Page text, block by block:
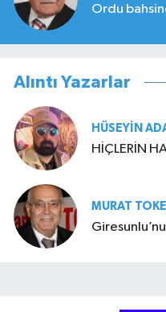
Ordu
Alıntı Yazarlar
HÜSEYIN
HİÇLERİN
MURAT